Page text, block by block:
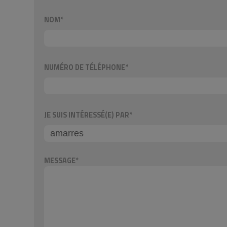
NOM*
NUMÉRO DE TÉLÉPHONE*
JE SUIS INTÉRESSÉ(E) PAR*
MESSAGE*